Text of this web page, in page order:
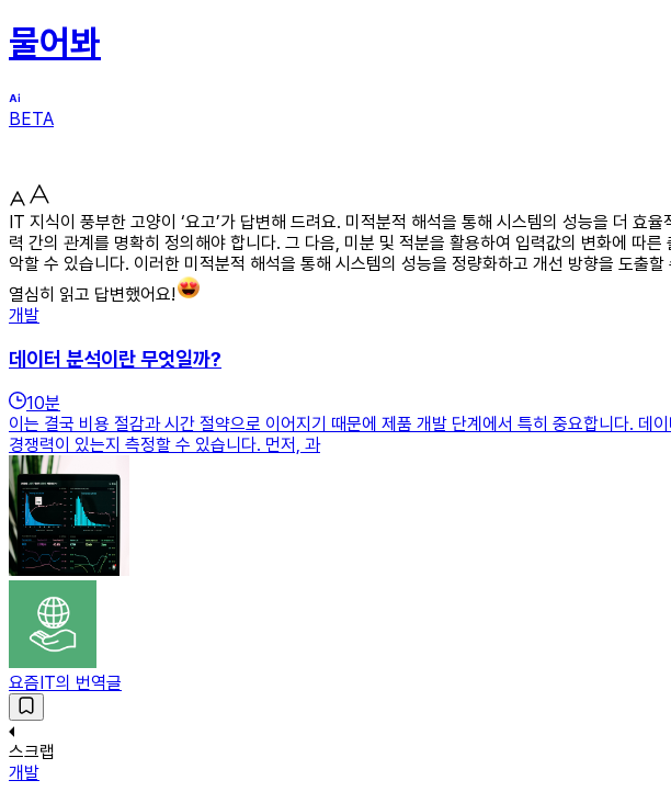
물어봐
BETA
IT 지식이 풍부한 고양이 ‘요고’가 답변해 드려요. 미적분적 해석을 통해 시스템의 성능을 더 효
력 간의 관계를 명확히 정의해야 합니다. 그 다음, 미분 및 적분을 활용하여 입력값의 변화에 따
악할 수 있습니다. 이러한 미적분적 해석을 통해 시스템의 성능을 정량화하고 개선 방향을 도출할
열심히 읽고 답변했어요!
개발
데이터 분석이란 무엇일까?
10분
이는 결국 비용 절감과 시간 절약으로 이어지기 때문에 제품 개발 단계에서 특히 중요합니다.
경쟁력이 있는지 측정할 수 있습니다. 먼저, 과
요즘IT의 번역글
스크랩
개발